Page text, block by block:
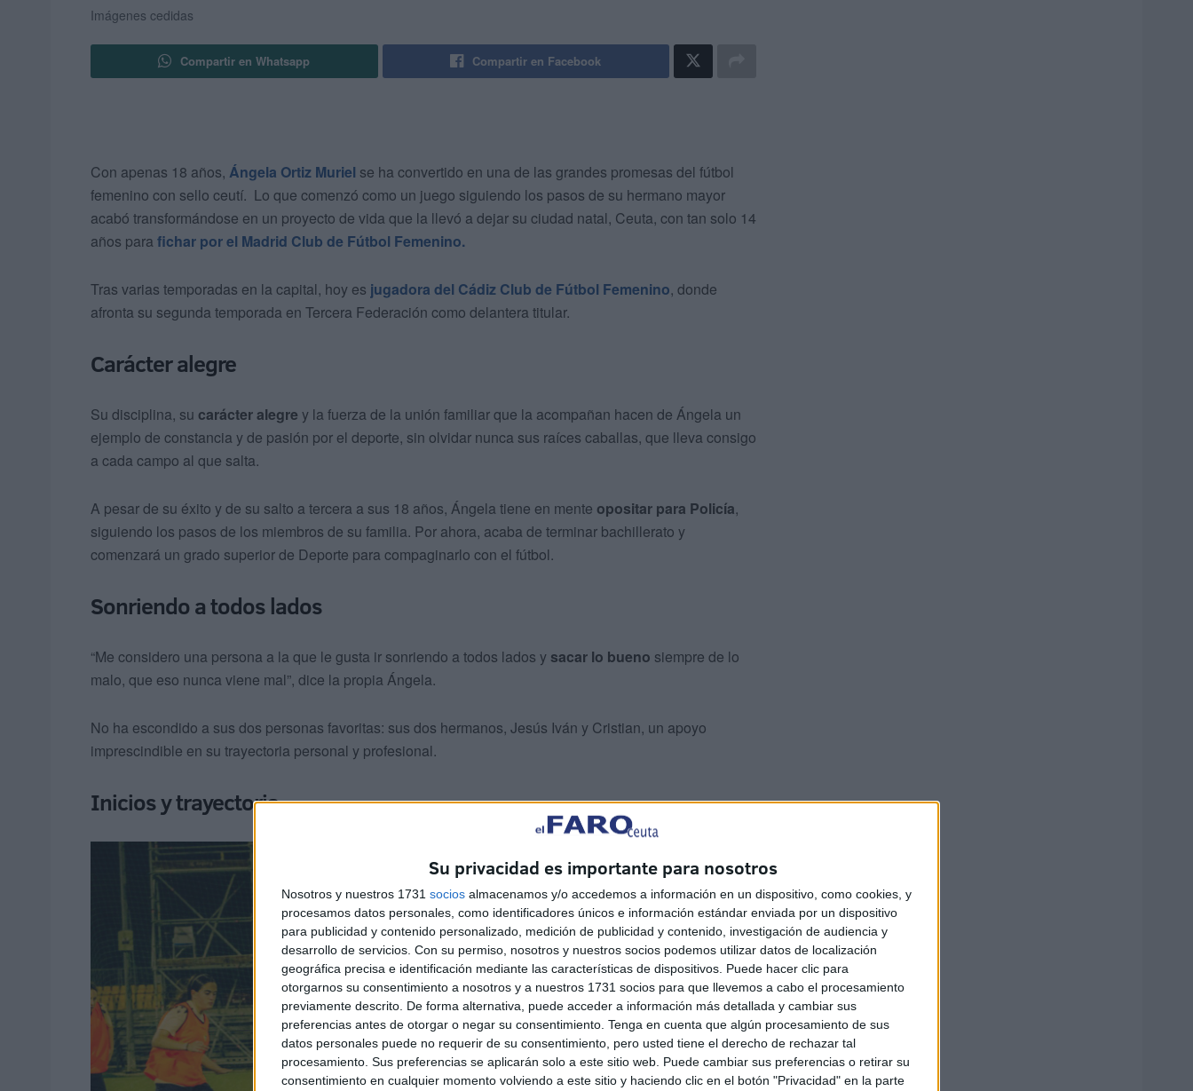
Su privacidad es importante para nosotros
Nosotros y nuestros 1731 socios almacenamos y/o accedemos a información en un dispositivo, como cookies, y
procesamos datos personales, como identificadores únicos e información estándar enviada por un dispositivo
para publicidad y contenido personalizado, medición de publicidad y contenido, investigación de audiencia y
desarrollo de servicios. Con su permiso, nosotros y nuestros socios podemos utilizar datos de localización
geográfica precisa e identificación mediante las características de dispositivos. Puede hacer clic para
otorgarnos su consentimiento a nosotros y a nuestros 1731 socios para que llevemos a cabo el procesamiento
previamente descrito. De forma alternativa, puede acceder a información más detallada y cambiar sus
preferencias antes de otorgar o negar su consentimiento. Tenga en cuenta que algún procesamiento de sus
datos personales puede no requerir de su consentimiento, pero usted tiene el derecho de rechazar tal
procesamiento. Sus preferencias se aplicarán solo a este sitio web. Puede cambiar sus preferencias o retirar su
consentimiento en cualquier momento volviendo a este sitio y haciendo clic en el botón "Privacidad" en la parte
Imágenes cedidas
Compartir en Whatsapp Compartir en Facebook
Con apenas 18 años, Ángela Ortiz Muriel se ha convertido en una de las grandes promesas del fútbol
femenino con sello ceutí. Lo que comenzó como un juego siguiendo los pasos de su hermano mayor
acabó transformándose en un proyecto de vida que la llevó a dejar su ciudad natal, Ceuta, con tan solo 14
años para fichar por el Madrid Club de Fútbol Femenino.
Tras varias temporadas en la capital, hoy es jugadora del Cádiz Club de Fútbol Femenino, donde
afronta su segunda temporada en Tercera Federación como delantera titular.
Carácter alegre
Su disciplina, su carácter alegre y la fuerza de la unión familiar que la acompañan hacen de Ángela un
ejemplo de constancia y de pasión por el deporte, sin olvidar nunca sus raíces caballas, que lleva consigo
a cada campo al que salta.
A pesar de su éxito y de su salto a tercera a sus 18 años, Ángela tiene en mente opositar para Policía,
siguiendo los pasos de los miembros de su familia. Por ahora, acaba de terminar bachillerato y
comenzará un grado superior de Deporte para compaginarlo con el fútbol.
Sonriendo a todos lados
“Me considero una persona a la que le gusta ir sonriendo a todos lados y sacar lo bueno siempre de lo
malo, que eso nunca viene mal”, dice la propia Ángela.
No ha escondido a sus dos personas favoritas: sus dos hermanos, Jesús Iván y Cristian, un apoyo
imprescindible en su trayectoria personal y profesional.
Inicios y trayectoria